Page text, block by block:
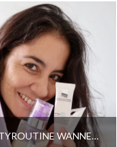
VERANDERT JE BEAUTYROUTINE WANNEER JE DE 40(PLUS) BEREIKT?